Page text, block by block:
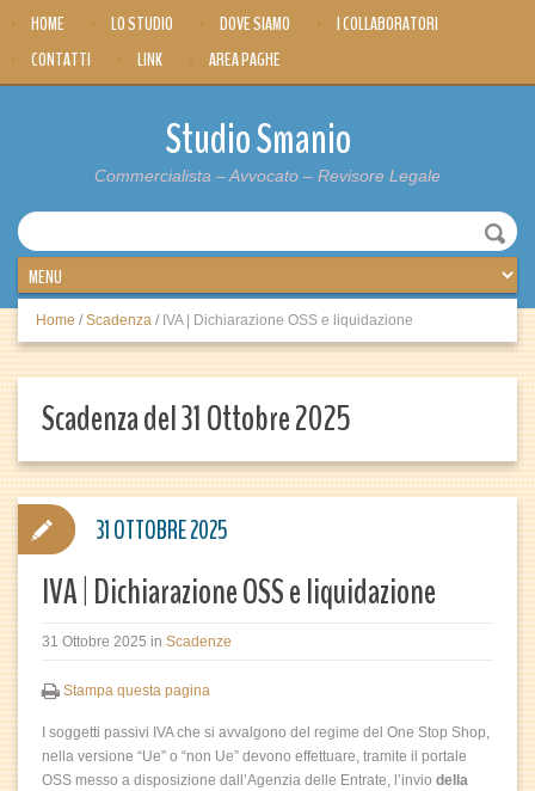
HOME LO STUDIO DOVE SIAMO
I COLLABORATORI
CONTATTI
LINK AREA PAGHE
Studio Smanio
Commercialista – Avvocato – Revisore Legale
Home / Scadenza / IVA | Dichiarazione OSS e liquidazione
Scadenza del 31 Ottobre 2025
IVA | Dichiarazione OSS e liquidazione
31 Ottobre 2025 in Scadenze
Stampa questa pagina
I soggetti passivi IVA che si avvalgono del regime del One Stop Shop,
nella versione “Ue” o “non Ue” devono effettuare, tramite il portale
OSS messo a disposizione dall’Agenzia delle Entrate, l’invio della
31 OTTOBRE 2025